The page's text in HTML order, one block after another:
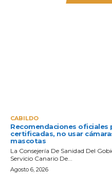
CABILDO
Recomendaciones oficiales
certificadas, no usar
mascotas
La Consejería De Sanidad Del
Servicio Canario De...
Agosto 6, 2026